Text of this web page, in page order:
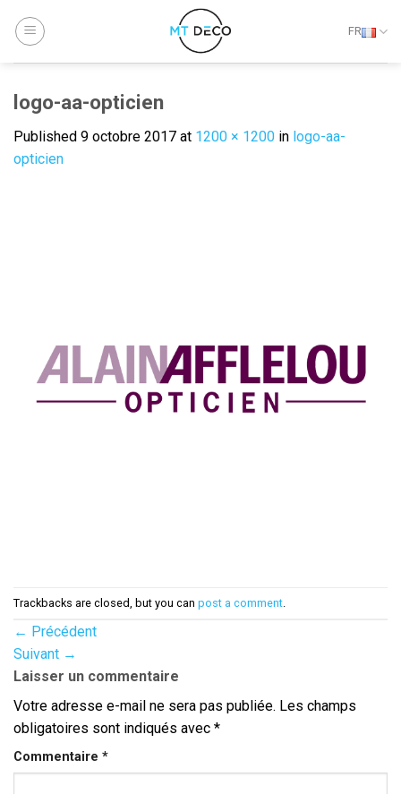
FR
logo-aa-opticien
Published 9 octobre 2017 at 1200 × 1200 in logo-aa-
opticien
Trackbacks are closed, but you can post a comment
← Précédent
Suivant →
Laisser un commentaire
Votre adresse e-mail ne sera pas publiée. Les champs
obligatoires sont indiqués avec *
Commentaire *